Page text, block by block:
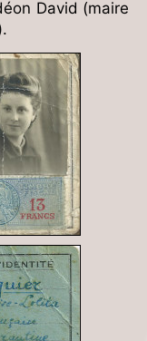
David (maire